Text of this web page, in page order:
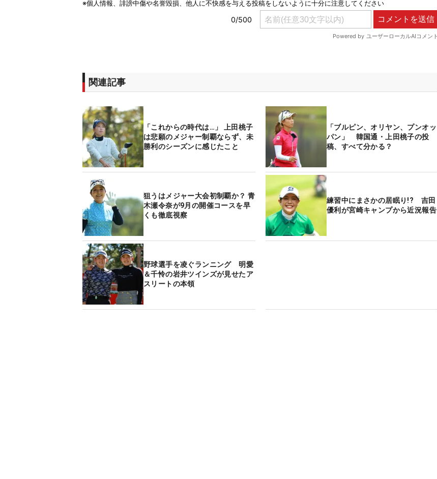
関連記事
「これからの時代は…」 上田桃子
は悲願のメジャー制覇ならず、未
勝利のシーズンに感じたこと
「ブルピン、オリヤン、プンオッ
パン」 韓国通・上田桃子の投
稿、すべて分かる？
狙うはメジャー大会初制覇か？ 青
木瀬令奈が9月の開催コースを早
くも徹底視察
練習中にまさかの居眠り!? 吉田
優利が宮崎キャンプから近況報告
野球選手を凌ぐランニング 明愛
＆千怜の岩井ツインズが見せたア
スリートの本領